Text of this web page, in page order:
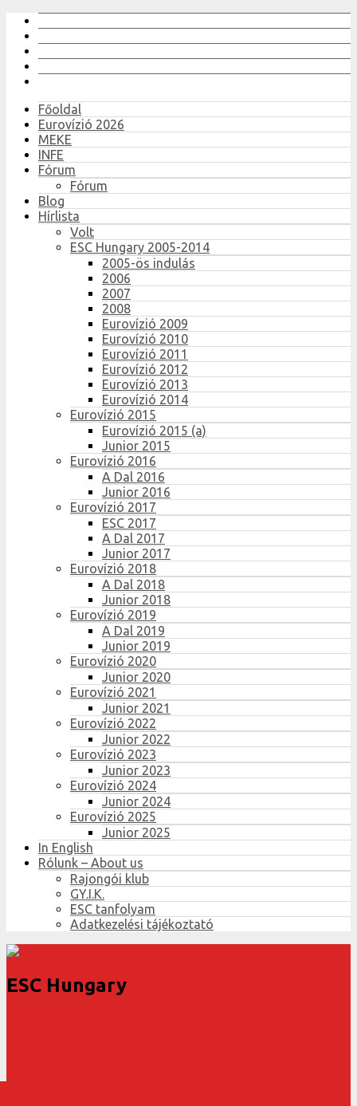
Főoldal
Eurovízió 2026
MEKE
INFE
Fórum
Fórum
Blog
Hírlista
Volt
ESC Hungary 2005-2014
2005-ös indulás
2006
2007
2008
Eurovízió 2009
Eurovízió 2010
Eurovízió 2011
Eurovízió 2012
Eurovízió 2013
Eurovízió 2014
Eurovízió 2015
Eurovízió 2015 (a)
Junior 2015
Eurovízió 2016
A Dal 2016
Junior 2016
Eurovízió 2017
ESC 2017
A Dal 2017
Junior 2017
Eurovízió 2018
A Dal 2018
Junior 2018
Eurovízió 2019
A Dal 2019
Junior 2019
Eurovízió 2020
Junior 2020
Eurovízió 2021
Junior 2021
Eurovízió 2022
Junior 2022
Eurovízió 2023
Junior 2023
Eurovízió 2024
Junior 2024
Eurovízió 2025
Junior 2025
In English
Rólunk – About us
Rajongói klub
GY.I.K.
ESC tanfolyam
Adatkezelési tájékoztató
ESC Hungary